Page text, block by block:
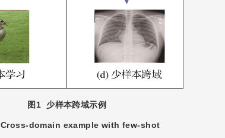
图1 少样本跨域示例
Cross-domain example with few-shot